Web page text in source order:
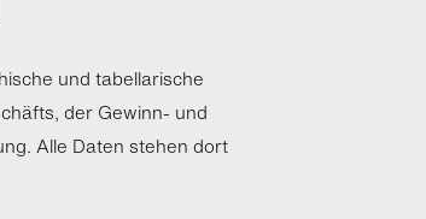
und tabellarische
der Gewinn- und
Alle Daten stehen dort